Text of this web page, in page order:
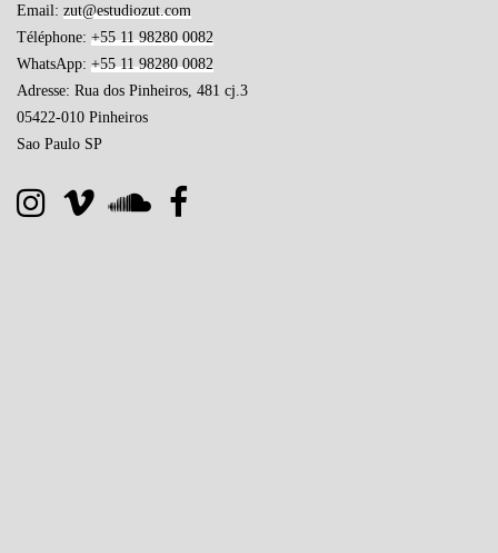
Email: zut@estudiozut.com
Téléphone: +55 11 98280 0082
WhatsApp: +55 11 98280 0082
Adresse: Rua dos Pinheiros, 481 cj.3
05422-010 Pinheiros
Sao Paulo SP